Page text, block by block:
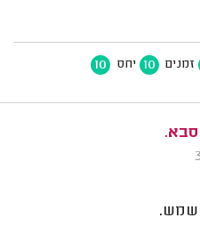
זמנים 10 יחס 10
סבא.
שמש.